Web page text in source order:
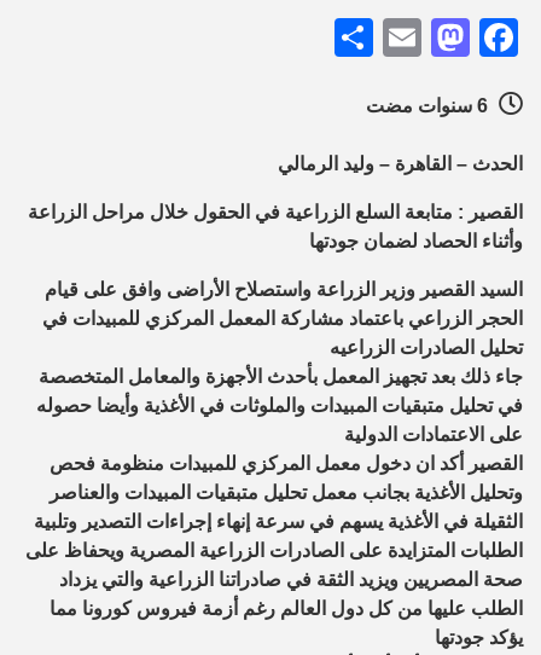
Facebook
Mastodon
Email
الحدث – القاهرة – وليد الرمالي
القصير : متابعة السلع الزراعية في الحقول خلال مراحل الزراعة
وأثناء الحصاد لضمان جودتها
السيد القصير وزير الزراعة واستصلاح الأراضى وافق على قيام
الحجر الزراعي باعتماد مشاركة المعمل المركزي للمبيدات في
تحليل الصادرات الزراعيه
جاء ذلك بعد تجهيز المعمل بأحدث الأجهزة والمعامل المتخصصة
في تحليل متبقيات المبيدات والملوثات في الأغذية وأيضا حصوله
على الاعتمادات الدولية
القصير أكد ان دخول معمل المركزي للمبيدات منظومة فحص
وتحليل الأغذية بجانب معمل تحليل متبقيات المبيدات والعناصر
الثقيلة في الأغذية يسهم في سرعة إنهاء إجراءات التصدير وتلبية
الطلبات المتزايدة على الصادرات الزراعية المصرية ويحفاظ على
صحة المصريين ويزيد الثقة في صادراتنا الزراعية والتي يزداد
الطلب عليها من كل دول العالم رغم أزمة فيروس كورونا مما
يؤكد جودتها